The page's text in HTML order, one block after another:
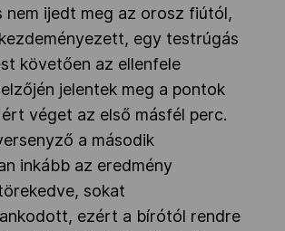
nem ijedt meg az orosz fiútól,
egy testrúgás
követően az ellenfele
jelentek meg a pontok
véget az első másfél perc.
a második
inkább az eredmény
sokat
ezért a bírótól rendre